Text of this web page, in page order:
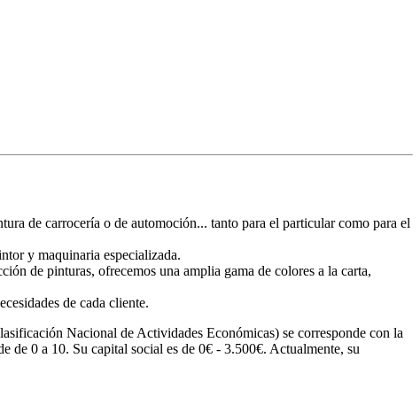
de carrocería o de automoción... tanto para el particular como para el
y maquinaria especializada.
de pinturas, ofrecemos una amplia gama de colores a la carta,
de cada cliente.
Nacional de Actividades Económicas) se corresponde con la
de 0 a 10. Su capital social es de 0€ - 3.500€. Actualmente, su